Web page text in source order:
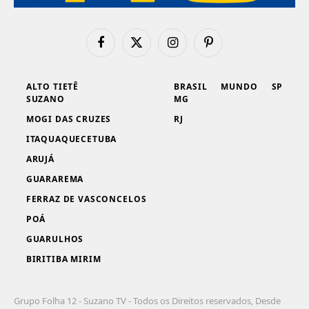
FacebookX
InstagramPinterest
ALTO TIETÊ
SUZANO
MOGI DAS CRUZES
ITAQUAQUECETUBA
ARUJÁ
GUARAREMA
FERRAZ DE VASCONCELOS
POÁ
GUARULHOS
BIRITIBA MIRIM
BRASIL
MG
RJ
MUNDO SP
Grupo Folha 12 - Suzano TV - Todos os Direitos reservados, Desde